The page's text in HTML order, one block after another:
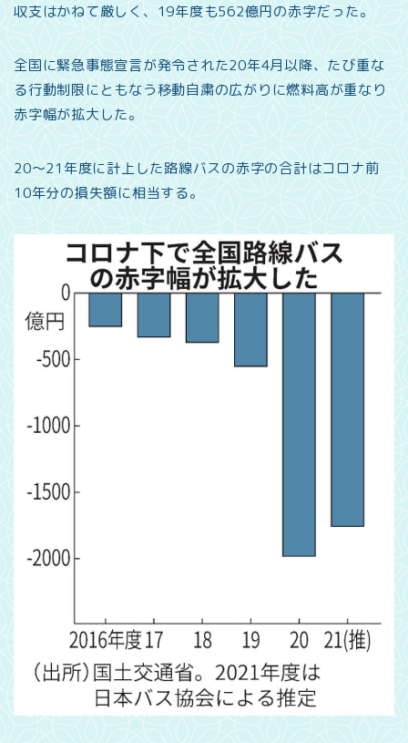
収支はかねて厳しく、19年度も562億円の赤字だった。
全国に緊急事態宣言が発令された20年4月以降、たび重な
る行動制限にともなう移動自粛の広がりに燃料高が重なり
赤字幅が拡大した。
20～21年度に計上した路線バスの赤字の合計はコロナ前
10年分の損失額に相当する。